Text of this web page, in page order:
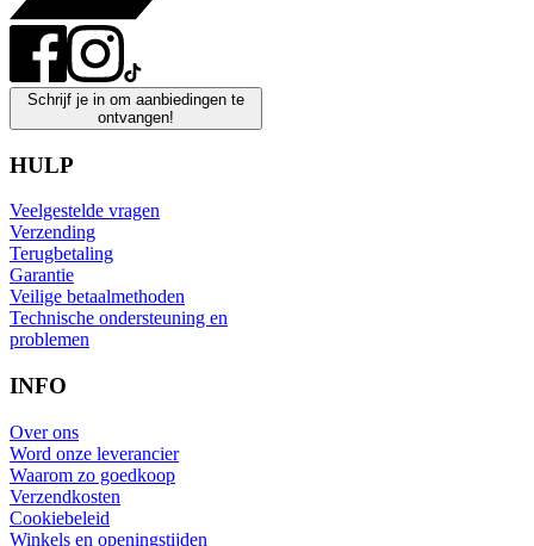
Schrijf je in om aanbiedingen te
ontvangen!
HULP
Veelgestelde vragen
Verzending
Terugbetaling
Garantie
Veilige betaalmethoden
Technische ondersteuning en
problemen
INFO
Over ons
Word onze leverancier
Waarom zo goedkoop
Verzendkosten
Cookiebeleid
Winkels en openingstijden